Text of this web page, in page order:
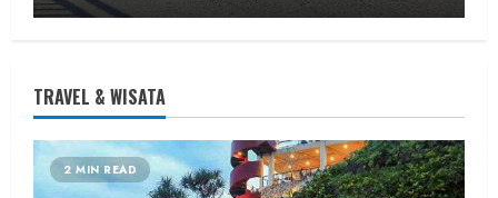
Hiburan Music
TRAVEL & WISATA
2 MIN READ